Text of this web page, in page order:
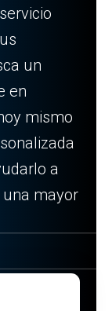
un
en
mismo
a
mayor